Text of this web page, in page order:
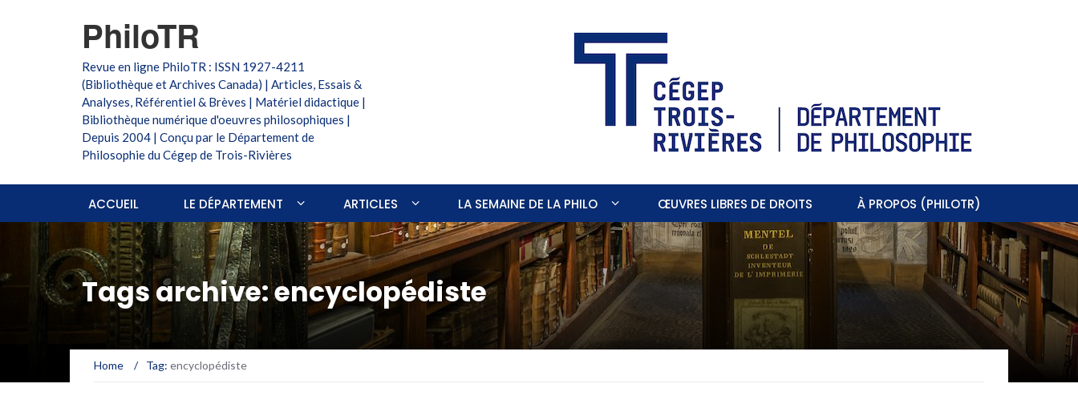
PhiloTR
Revue en ligne PhiloTR : ISSN 1927-4211
(Bibliothèque et Archives Canada) | Articles, Essais &
Analyses, Référentiel & Brèves | Matériel didactique |
Bibliothèque numérique d'oeuvres philosophiques |
Depuis 2004 | Conçu par le Département de
Philosophie du Cégep de Trois-Rivières
ACCUEIL LE DÉPARTEMENT ARTICLES LA SEMAINE DE LA PHILO ŒUVRES LIBRES DE DROITS À PROPOS (PHILOTR)
Tags archive: encyclopédiste
Home / Tag: encyclopédiste